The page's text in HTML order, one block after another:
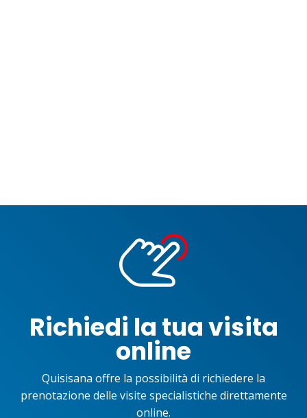
Richiedi la tua visita
online
Quisisana offre la possibilità di richiedere la
prenotazione delle visite specialistiche direttamente
online.